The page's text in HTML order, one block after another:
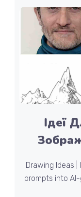
Ідеї
Drawing Ideas
prompts into